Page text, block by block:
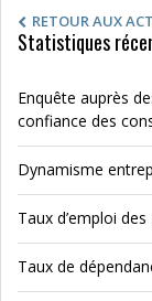
RETOUR AUX
Statistiques
Enquête auprès
confiance des
Dynamisme
Taux d’emploi
Taux de